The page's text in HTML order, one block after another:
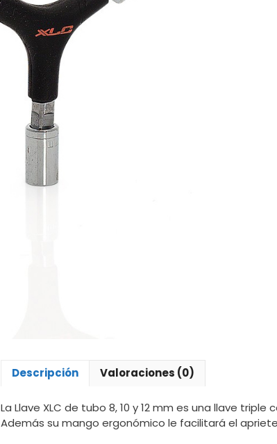
Descripción Valoraciones (0)
La Llave XLC de tubo 8, 10 y 12 mm es una llave triple
Además su mango ergonómico le facilitará el